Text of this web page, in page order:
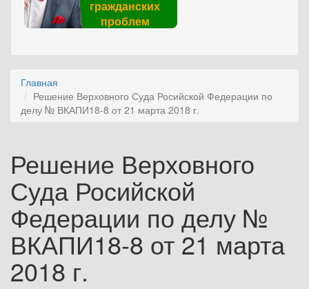
гражданских
проблем
Главная
Решение Верховного Суда Росийской Федерации по
делу № ВКАПИ18-8 от 21 марта 2018 г.
Решение Верховного
Суда Росийской
Федерации по делу №
ВКАПИ18-8 от 21 марта
2018 г.